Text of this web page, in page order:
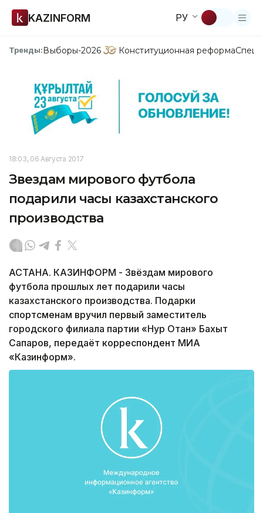
KAZINFORM РУ
Тренды:Выборы-2026 Конституционная реформа
18:03, 06 Августа 2017
Звездам мирового футбола
подарили часы казахстанского
производства
АСТАНА. КАЗИНФОРМ - Звёздам мирового
футбола прошлых лет подарили часы
казахстанского производства. Подарки
спортсменам вручил первый заместитель
городского филиала партии «Нур Отан» Бахыт
Сапаров, передаёт корреспондент МИА
«Казинформ».